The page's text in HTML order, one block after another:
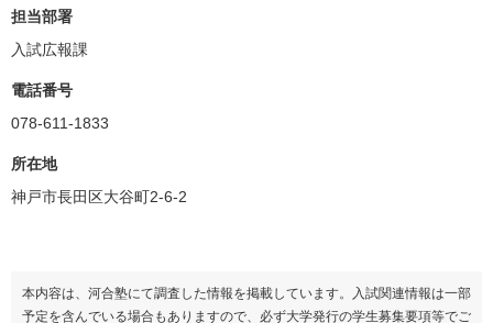
担当部署
入試広報課
電話番号
078-611-1833
所在地
神戸市長田区大谷町2-6-2
本内容は、河合塾にて調査した情報を掲載しています。入試関連情報は一部
予定を含んでいる場合もありますので、必ず大学発行の学生募集要項等でご